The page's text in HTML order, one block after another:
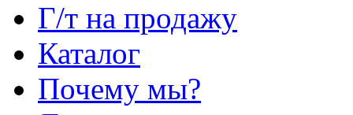
Г/т на продажу
Каталог
Почему мы?